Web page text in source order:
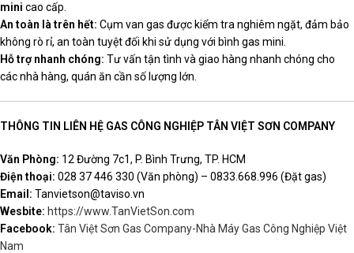
mini cao cấp.
An toàn là trên hết: Cụm van gas được kiểm tra nghiêm ngặt, đảm bảo
không rò rỉ, an toàn tuyệt đối khi sử dụng với bình gas mini.
Hỗ trợ nhanh chóng: Tư vấn tận tình và giao hàng nhanh chóng cho
các nhà hàng, quán ăn cần số lượng lớn.
THÔNG TIN LIÊN HỆ GAS CÔNG NGHIỆP TÂN VIỆT SƠN COMPANY
Văn Phòng: 12 Đường 7c1, P. Bình Trưng, TP. HCM
Điện thoại: 028 37 446 330 (Văn phòng) – 0833.668.996 (Đặt gas)
Email: Tanvietson@taviso.vn
Wesbite: https://www.TanVietSon.com
Facebook: Tân Việt Sơn Gas Company-Nhà Máy Gas Công Nghiệp Việt
Nam